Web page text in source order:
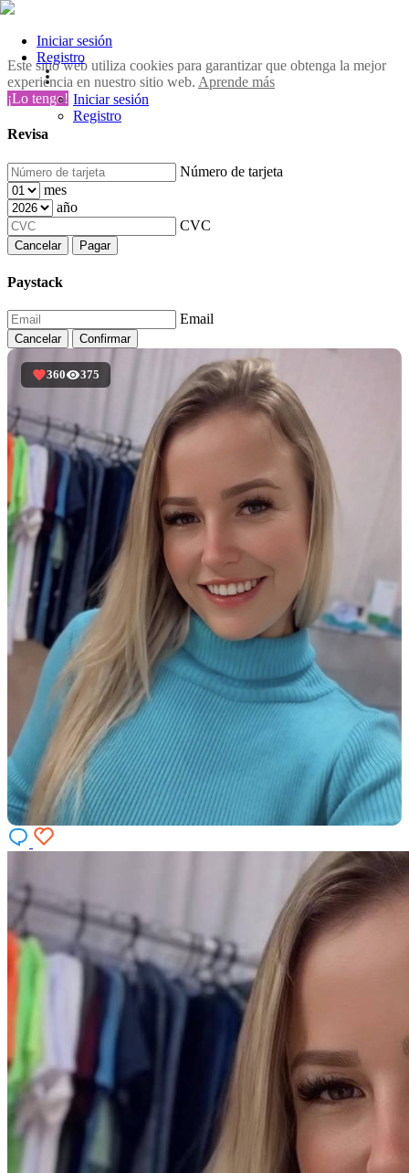
Este sitio web utiliza cookies para garantizar que obtenga la mejor
experiencia en nuestro sitio web. Aprende más
¡Lo tengo!
Revisa
Número de tarjeta
mes
año
CVC
Cancelar Pagar
Paystack
Email
Cancelar Confirmar
Iniciar sesión
Registro
Iniciar sesión
Registro
360 375